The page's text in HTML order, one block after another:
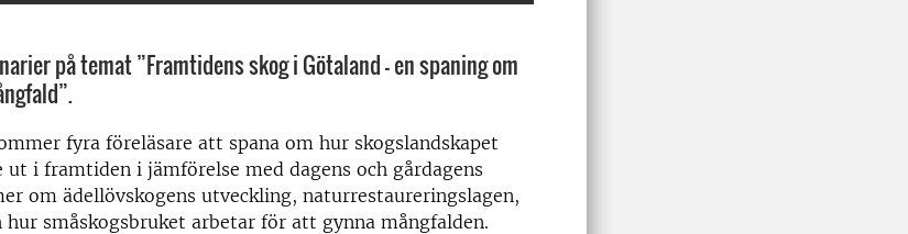
på temat ”Framtidens skog i Götaland – en spaning om
fyra föreläsare att spana om hur skogslandskapet
ut i framtiden i jämförelse med dagens och gårdagens
om ädellövskogens utveckling, naturrestaureringslagen,
småskogsbruket arbetar för att gynna mångfalden.